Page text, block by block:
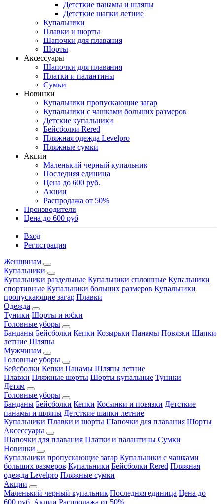
Детсткие панамы и шляпы
Детсткие шапки летние
Купальники
Плавки и шорты
Шапочки для плавания
Шорты
Аксессуары
Шапочки для плавания
Платки и палантины
Сумки
Новинки
Купальники пропускающие загар
Купальники с чашками больших размеров
Детские купальники
Бейсболки Rered
Пляжная одежда Levelpro
Пляжные сумки
Акции
Маленький черный купальник
Последняя единица
Цена до 600 руб.
Акции
Распродажа от 50%
Производители
Цена до 600 руб
Вход
Регистрация
Женщинам
Купальники
Купальники раздельные Купальники сплошные Купальники
спортивные Купальники больших размеров Купальники
пропускающие загар Плавки
Одежда
Туники Шорты и юбки
Головные уборы
Банданы Бейсболки Кепки Козырьки Панамы Повязки Шапки
летние Шляпы
Мужчинам
Головные уборы
Бейсболки Кепки Панамы Шляпы летние
Плавки Пляжные шорты Шорты купальные Туники
Детям
Головные уборы
Банданы Бейсболки Кепки Косынки и повязки Детсткие
панамы и шляпы Детсткие шапки летние
Купальники Плавки и шорты Шапочки для плавания Шорты
Аксессуары
Шапочки для плавания Платки и палантины Сумки
Новинки
Купальники пропускающие загар Купальники с чашками
больших размеров Купальники Бейсболки Rered Пляжная
одежда Levelpro Пляжные сумки
Акции
Маленький черный купальник Последняя единица Цена до
600 руб. Акции Распродажа от 50%